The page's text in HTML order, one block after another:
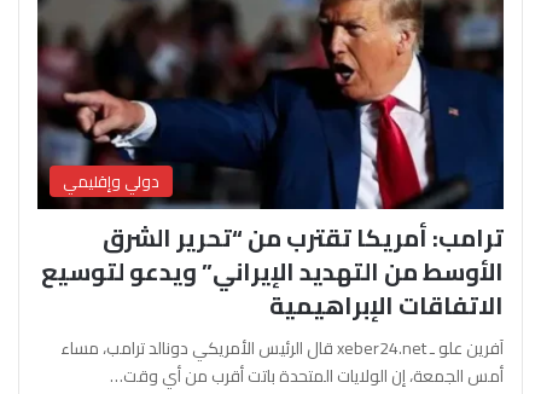
دولي وإقليمي
ترامب: أمريكا تقترب من “تحرير الشرق
الأوسط من التهديد الإيراني” ويدعو لتوسيع
الاتفاقات الإبراهيمية
آفرين علو ـ xeber24.net قال الرئيس الأمريكي دونالد ترامب، مساء
أمس الجمعة، إن الولايات المتحدة باتت أقرب من أي وقت…